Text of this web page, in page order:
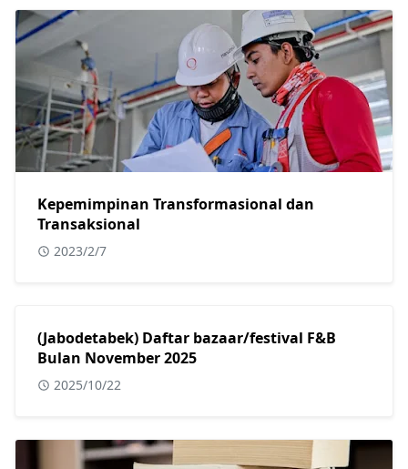
Kepemimpinan Transformasional dan
Transaksional
2023/2/7
(Jabodetabek) Daftar bazaar/festival F&B
Bulan November 2025
2025/10/22